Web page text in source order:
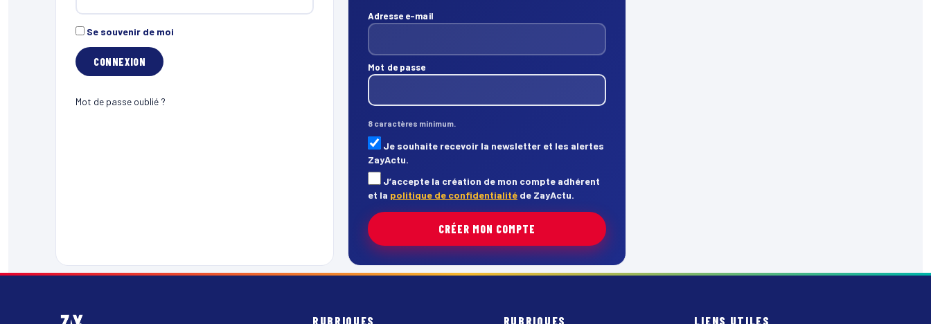
Se souvenir de moi
Mot de passe oublié ?
Adresse e-mail
Mot de passe
8 caractères minimum.
Je souhaite recevoir la newsletter et les alertes
ZayActu.
J’accepte la création de mon compte adhérent
et la politique de confidentialité de ZayActu.
CRÉER MON COMPTE
RUBRIQUES RUBRIQUES LIENS UTILES